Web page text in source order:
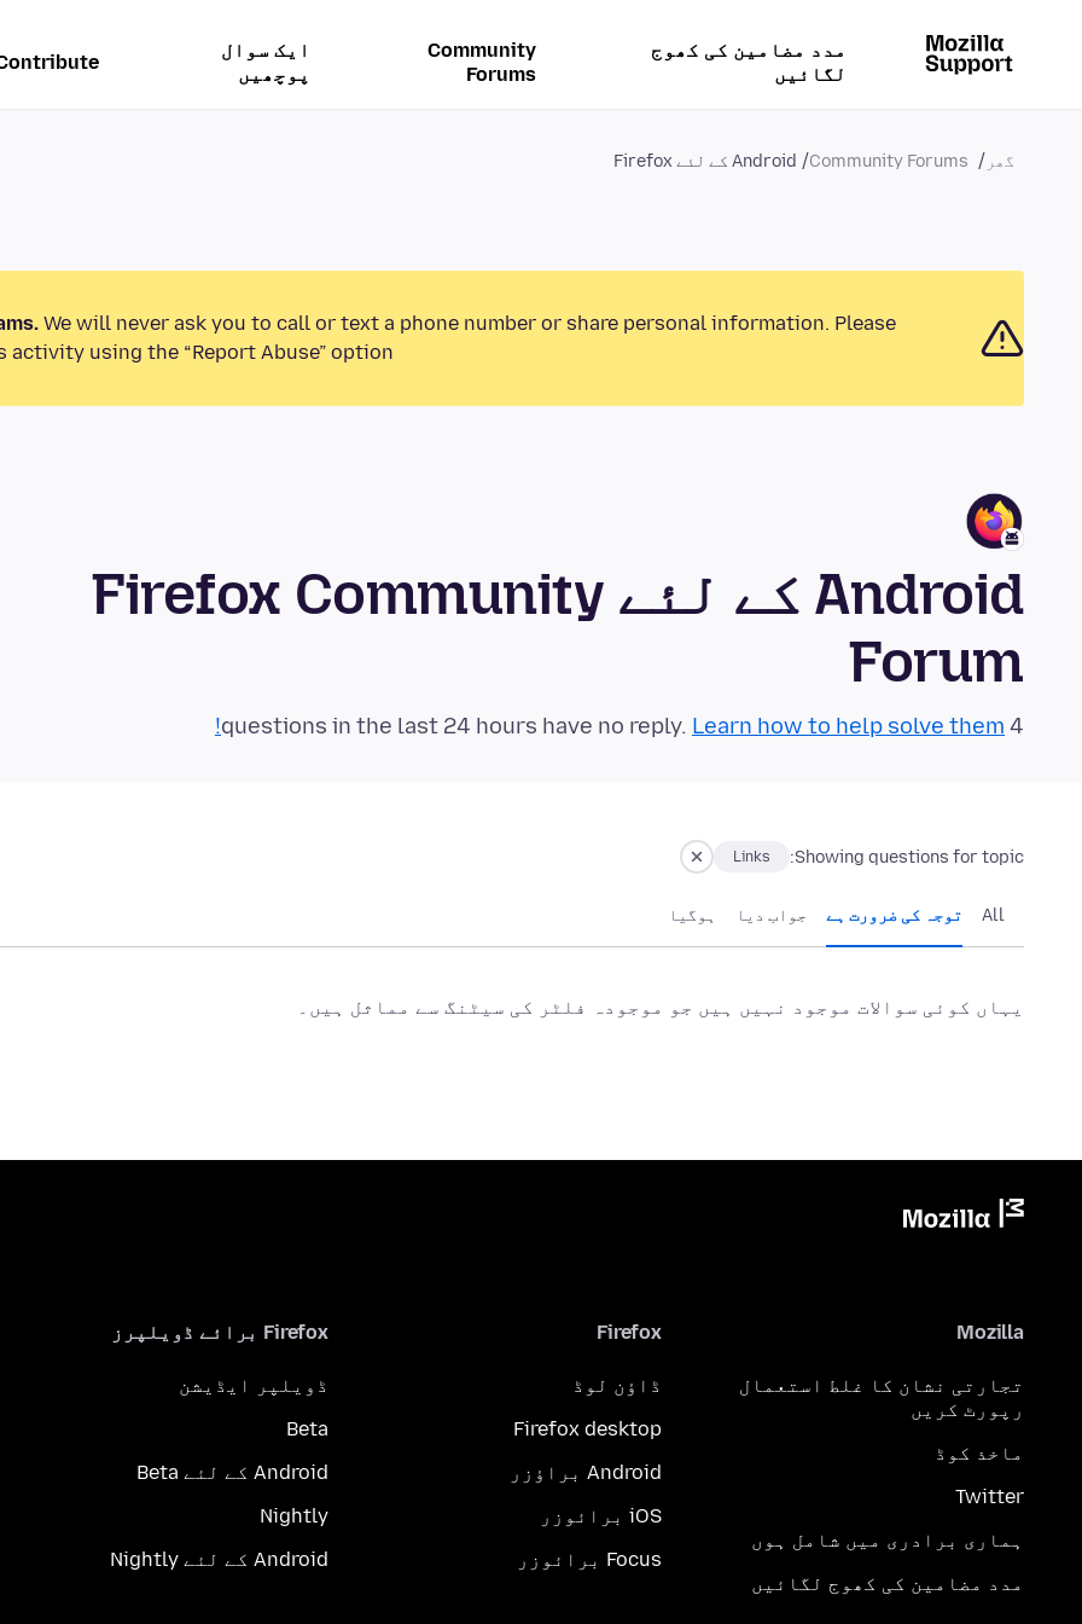
مدد مضامین کی کھوج
لگائیں
Community
Forums
ایک سوال
پوچھیں
گھر Community Forums Android کے لئے Firefox
We will never ask you to call or text a phone number or share personal information. Please
using the “Report Abuse” option.
Android کے لئے Firefox Community
Forum
4 questions in the last 24 hours have no reply.
Learn how to help solve them!
Showing questions for topic:
Links
All توجہ کی ضرورت ہے جواب دیا ہوگيا
یہاں کوئی سوالات موجود نہیں ہیں جو موجودہ فلٹر کی سیٹنگ سے مماثل ہیں۔
Mozilla
تجارتی نشان کا غلط استعمال
رپورٹ کریں
ماخذ کوڈ
Twitter
ہماری برادری میں شامل ہوں
مدد مضامین کی کھوج لگائیں
Firefox
ڈاؤن لوڈ
Firefox desktop
Android براؤزر
iOS برائوزر
Focus برائوزر
Firefox برائے ڈویلپرز
ڈویلپر ایڈیشن
Beta
Android کے لئے Beta
Nightly
Android کے لئے Nightly